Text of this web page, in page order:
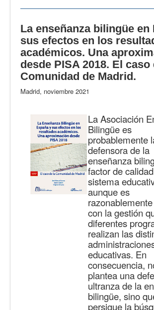
La enseñanza bilingüe en
sus efectos en los
académicos. Una
desde PISA 2018. El caso
Comunidad de Madrid.
Madrid, noviembre 2021
La Asociación
Bilingüe es
probablemente
defensora de la
enseñanza
factor de
sistema
aunque es
con la gestión
diferentes
realizan las
educativas. En
consecuencia,
plantea una
ultranza de la
bilingüe, sino
persigue la